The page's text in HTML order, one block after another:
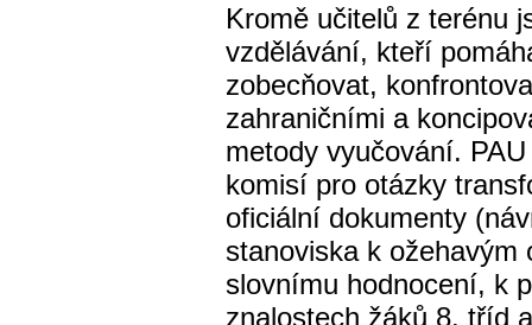
Kromě učitelů z terénu
vzdělávání, kteří
zobecňovat,
zahraničními a
metody vyučování.
komisí pro otázky
oficiální dokumenty
stanoviska k ožehavým
slovnímu hodnocení, k
znalostech žáků 8. tříd